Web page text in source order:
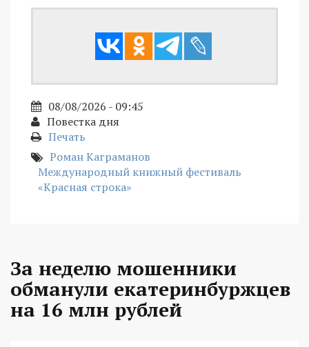
08/08/2026 - 09:45
Повестка дня
Печать
Роман Каграманов
Международный книжный фестиваль
«Красная строка»
За неделю мошенники
обманули екатеринбуржцев
на 16 млн рублей